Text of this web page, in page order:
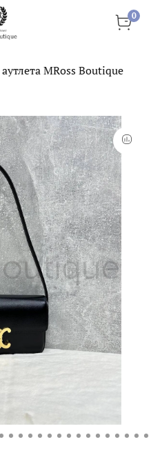
0
MRoss Boutique